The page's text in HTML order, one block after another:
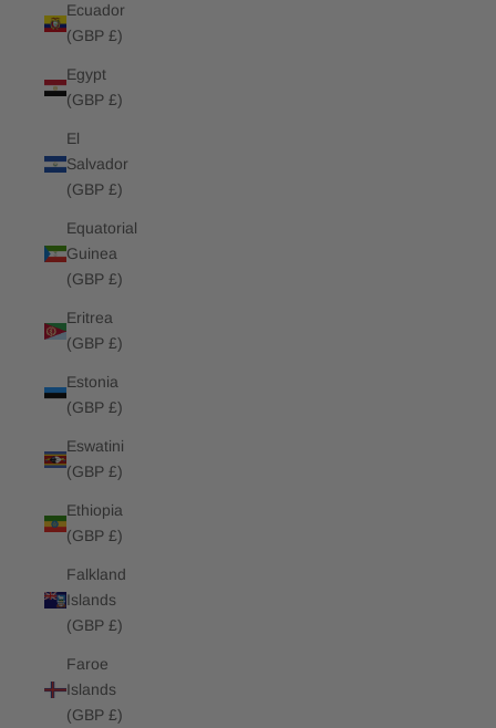
Ecuador
(GBP £)
Egypt
(GBP £)
El
Salvador
(GBP £)
Equatorial
Guinea
(GBP £)
Eritrea
(GBP £)
Estonia
(GBP £)
Eswatini
(GBP £)
Ethiopia
(GBP £)
Falkland
Islands
(GBP £)
Faroe
Islands
(GBP £)